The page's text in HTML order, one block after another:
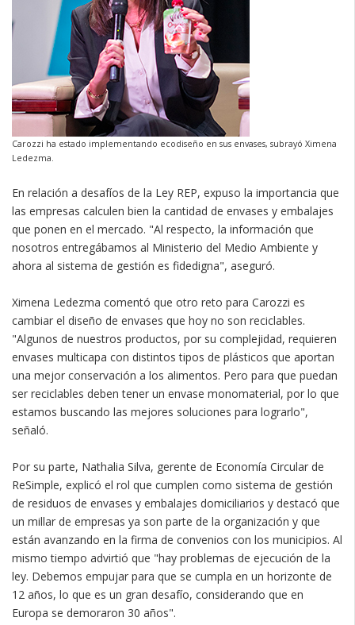
Carozzi ha estado implementando ecodiseño en sus envases, subrayó Ximena
Ledezma.
En relación a desafíos de la Ley REP, expuso la importancia que
las empresas calculen bien la cantidad de envases y embalajes
que ponen en el mercado. "Al respecto, la información que
nosotros entregábamos al Ministerio del Medio Ambiente y
ahora al sistema de gestión es fidedigna", aseguró.
Ximena Ledezma comentó que otro reto para Carozzi es
cambiar el diseño de envases que hoy no son reciclables.
"Algunos de nuestros productos, por su complejidad, requieren
envases multicapa con distintos tipos de plásticos que aportan
una mejor conservación a los alimentos. Pero para que puedan
ser reciclables deben tener un envase monomaterial, por lo que
estamos buscando las mejores soluciones para lograrlo",
señaló.
Por su parte, Nathalia Silva, gerente de Economía Circular de
ReSimple, explicó el rol que cumplen como sistema de gestión
de residuos de envases y embalajes domiciliarios y destacó que
un millar de empresas ya son parte de la organización y que
están avanzando en la firma de convenios con los municipios. Al
mismo tiempo advirtió que "hay problemas de ejecución de la
ley. Debemos empujar para que se cumpla en un horizonte de
12 años, lo que es un gran desafío, considerando que en
Europa se demoraron 30 años".